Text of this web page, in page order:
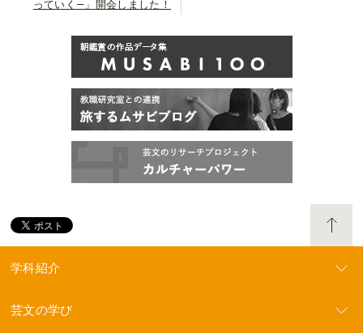
っていく―」開会しました！
学科紹介
芸文の学び